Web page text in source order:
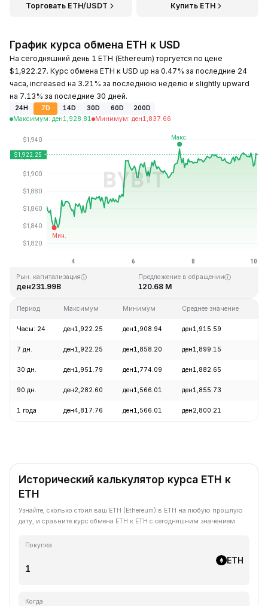
Торговать ETH/USDT Купить ETH
График курса обмена ETH к USD
На сегодняшний день 1 ETH (Ethereum) торгуется по цене
$1,922.27. Курс обмена ETH к USD up на 0.47% за последние 24
часа, increased на 3.21% за последнюю неделю и slightly upward
на 7.13% за последние 30 дней.
24H 7D 14D 30D 60D
200D
Максимум: ден1,928.81 Минимум: ден1,837.66
Последнее обновление: 03:04 GMT+0 2026-08-10
Рын. капитализация
ден231.99B
Предложение в обращении
120.68 M
Период Максимум Минимум Среднее значение
Часы: 24 ден1,922.25 ден1,908.94 ден1,915.59
7 дн. ден1,922.25 ден1,858.20 ден1,899.15
30 дн. ден1,951.79 ден1,774.09 ден1,882.65
90 дн. ден2,282.60 ден1,566.01 ден1,855.73
1 года ден4,817.76 ден1,566.01 ден2,800.21
Исторический калькулятор курса ETH к
ETH
Узнайте, сколько стоил ваш ETH (Ethereum) в ETH на любую прошлую
дату, и сравните курс обмена ETH к ETH с сегодняшним значением.
Покупка
ETH
Когда